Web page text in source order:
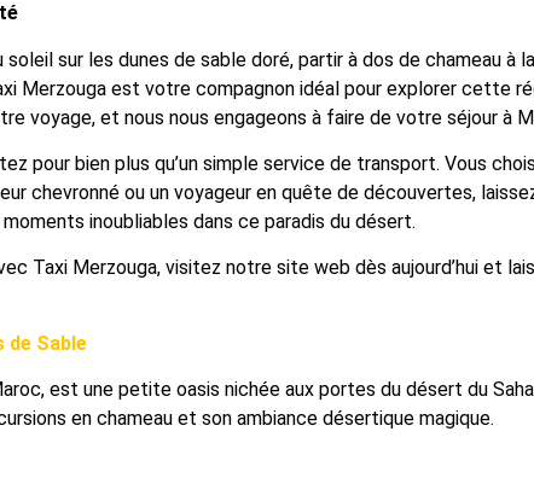
sur les dunes de sable doré, partir à dos de chameau
Merzouga est votre compagnon idéal pour explorer cette
voyage, et nous nous engageons à faire de votre séjour à
pour bien plus qu’un simple service de transport. Vous
chevronné ou un voyageur en quête de découvertes,
inoubliables dans ce paradis du désert.
Taxi Merzouga, visitez notre site web dès aujourd’hui et
de Sable
est une petite oasis nichée aux portes du désert du
en chameau et son ambiance désertique magique.